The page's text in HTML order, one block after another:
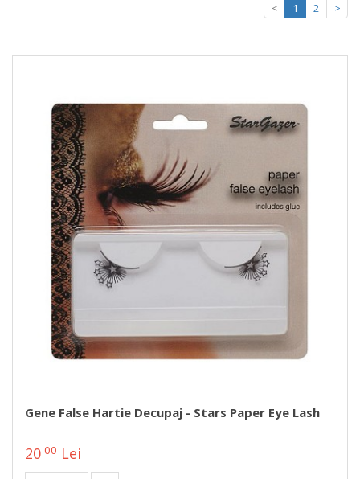
< 1 2 >
Gene False Hartie Decupaj - Stars Paper Eye Lash
20 00 Lei